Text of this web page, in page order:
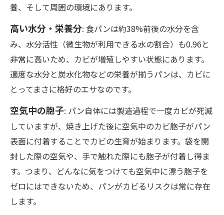
養、そして周囲の環境にあります。
高い水分・栄養分: 食パンは約38%前後の水分を含
み、水分活性（微生物が利用できる水の割合）も0.96と
非常に高いため、カビが増殖しやすい状態にあります。
適度な水分と炭水化物などの栄養が揃うパンは、カビに
とってまさに格好のエサなのです。
空気中の胞子: パン自体には製造過程で一度カビが死滅
していますが、焼き上げた後に空気中のカビ胞子がパン
表面に付着することでカビの生育が始まります。袋を開
封した際の空気や、手で触れた際にも胞子が付着し得ま
す。つまり、どんなに気をつけても空気中に漂う胞子を
ゼロにはできないため、パンがカビるリスクは常に存在
します。